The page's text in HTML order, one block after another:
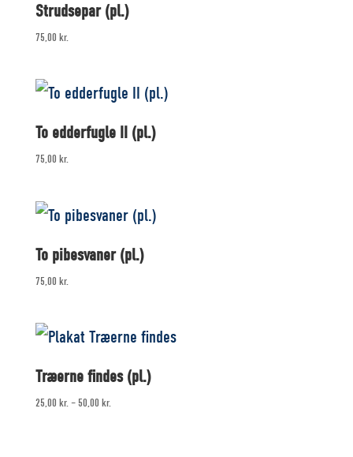
Strudsepar (pl.)
75,00 kr.
To edderfugle II (pl.)
75,00 kr.
To pibesvaner (pl.)
75,00 kr.
Træerne findes (pl.)
25,00 kr.–50,00 kr.